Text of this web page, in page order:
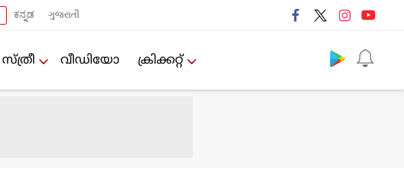
ಕನ್ನಡ ગુજરાતી
സ്ത്രീ വീഡിയോ ക്രിക്കറ്റ്‌